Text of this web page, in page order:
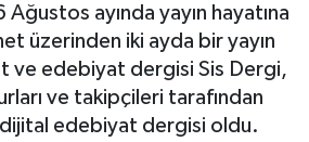
ayında yayın hayatına
üzerinden iki ayda bir yayın
ve edebiyat dergisi Sis Dergi,
ve takipçileri tarafından
dijital edebiyat dergisi oldu.